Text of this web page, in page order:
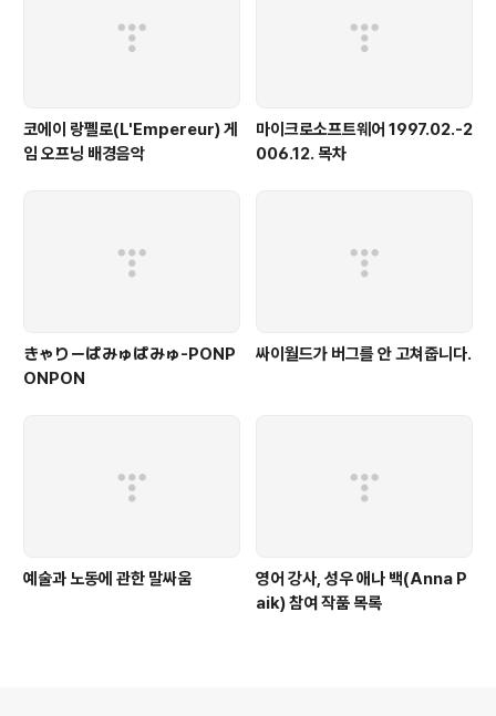
코에이 랑펠로(L'Empereur) 게
임 오프닝 배경음악
마이크로소프트웨어 1997.02.-2
006.12. 목차
きゃりーぱみゅぱみゅ-PONP
ONPON
싸이월드가 버그를 안 고쳐줍니다.
예술과 노동에 관한 말싸움
영어 강사, 성우 애나 백(Anna P
aik) 참여 작품 목록